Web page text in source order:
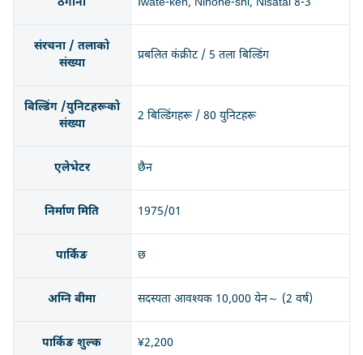
ठेगाना Iwate-ken, Ninohe-shi, Nisatai 8-3
संरचना / तलाको
संख्या
प्रबलित कंक्रीट / 5 तला बिल्डिंग
बिल्डिंग /युनिटहरूको
संख्या
2 बिल्डिंगहरू / 80 युनिटहरू
एलेभेटर छैन
निर्माण मिति 1975/01
पार्किङ छ
अग्नि बीमा सदस्यता आवश्यक 10,000 येन～ (2 वर्ष)
पार्किङ शुल्क ¥2,200